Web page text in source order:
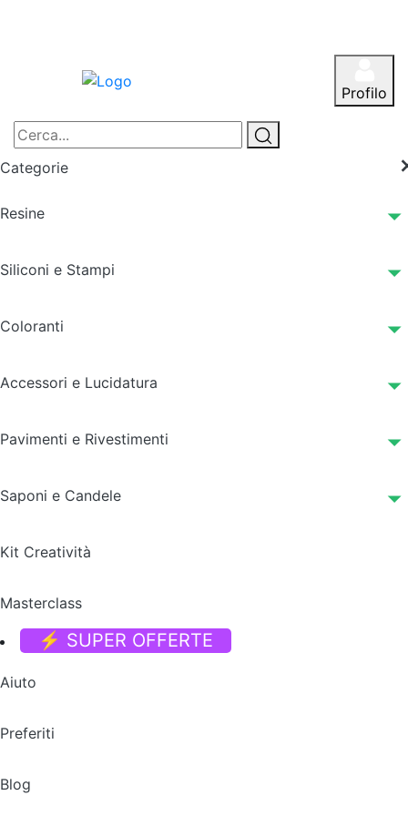
Profilo
Categorie
Resine
Siliconi e Stampi
Coloranti
Accessori e Lucidatura
Pavimenti e Rivestimenti
Saponi e Candele
Kit Creatività
Masterclass
⚡ SUPER OFFERTE
Aiuto
Preferiti
Blog